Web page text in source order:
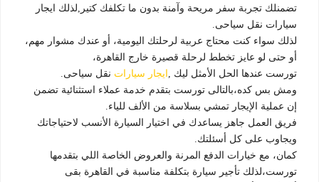
تضمنلك تجربة سفر مريحة وآمنة بدون ما تكلفك كتير,لذلك ايجار
سيارات نقل سياحى.
لذلك سواء كنت محتاج عربية لرحلتك اليومية، أو عندك مشوار مهم،
أو حتى لو عايز تخطط لرحلة قصيرة خارج القاهرة،
تورست عندها الحل الأمثل ليك , ايجار سيارات نقل سياحى.
ومش بس كده،بالتالى تورست بتقدم خدمة عملاء استثنائية تضمن
إن عملية الإيجار تمشي بسلاسة من الألف للياء.
فريق العمل جاهز يساعدك في اختيار السيارة الأنسب لاحتياجاتك
ويجاوب على كل أسئلتك.
كمان، مع خيارات الدفع المرنة والعروض الخاصة اللي بتقدمها
تورست،لذلك تأجير سيارة بتكلفة مناسبة في القاهرة بقى